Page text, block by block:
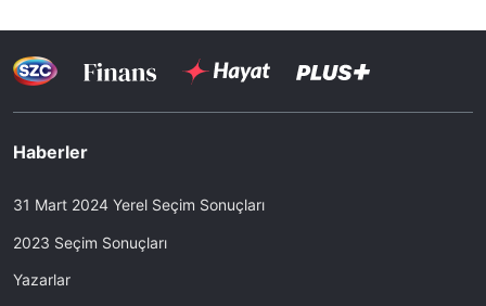
Haberler
31 Mart 2024 Yerel Seçim Sonuçları
2023 Seçim Sonuçları
Yazarlar